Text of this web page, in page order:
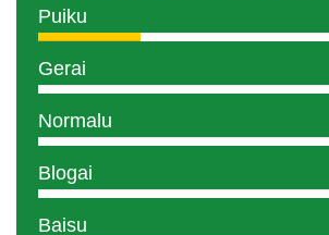
Puiku
Gerai
Normalu
Blogai
Baisu